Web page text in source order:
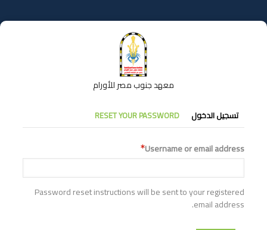
إلى
المحتوى
معهد جنوب مصر للأورام
التبويبات
الأساسية
تسجيل الدخول RESET YOUR PASSWORD
Username or email address
Password reset instructions will be sent to your registered
email address.